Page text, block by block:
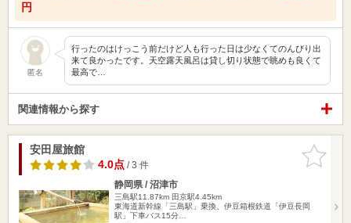
円
匿名
行ったのはけっこう前だけど人も行った日は少なくてのんびり出
来て良かったです。天空露天風呂は貸し切り状態で眺めも良くて
最高で…
関連情報から探す
お気に入
りに追加
安田屋旅館
4.0点/ 3 件
静岡県 / 沼津市
三島駅11.87km 田京駅4.45km
東海道新幹線「三島駅」乗換、伊豆箱根鉄道「伊豆長岡
駅」下車バス15分…